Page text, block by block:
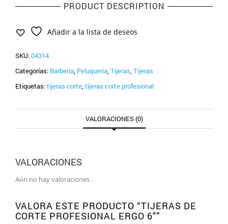
PRODUCT DESCRIPTION
Añadir a la lista de deseos
SKU:04314
Categorías: Barberia, Peluquería, Tijeras, Tijeras
Etiquetas:tijeras corte, tijeras corte profesional
VALORACIONES (0)
VALORACIONES
Aún no hay valoraciones .
VALORA ESTE PRODUCTO “TIJERAS DE
CORTE PROFESIONAL ERGO 6″”